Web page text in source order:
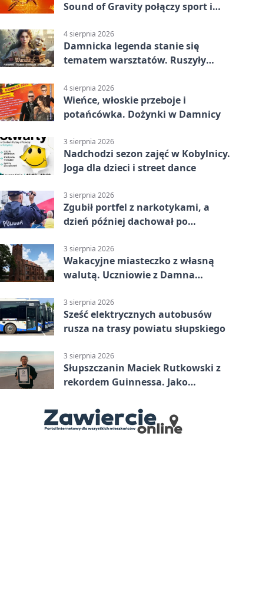
Sound of Gravity połączy sport i
4 sierpnia 2026
Damnicka legenda stanie się
tematem warsztatów. Ruszyły
4 sierpnia 2026
Wieńce, włoskie przeboje i
potańcówka. Dożynki w Damnicy
3 sierpnia 2026
Nadchodzi sezon zajęć w Kobylnicy.
Joga dla dzieci i street dance
3 sierpnia 2026
Zgubił portfel z narkotykami, a
dzień później dachował po
3 sierpnia 2026
Wakacyjne miasteczko z własną
walutą. Uczniowie z Damna
3 sierpnia 2026
Sześć elektrycznych autobusów
rusza na trasy powiatu słupskiego
3 sierpnia 2026
Słupszczanin Maciek Rutkowski z
rekordem Guinnessa. Jako
Bałtyk na desce windsurfingowej